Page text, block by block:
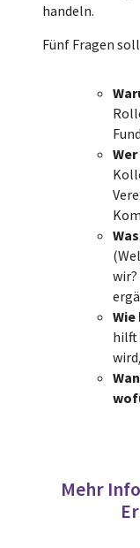
handeln.
Fünf Fragen
wir?
Wie
hilft
Mehr